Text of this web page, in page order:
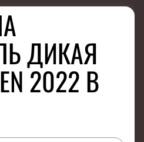
ДИКАЯ
2022 В